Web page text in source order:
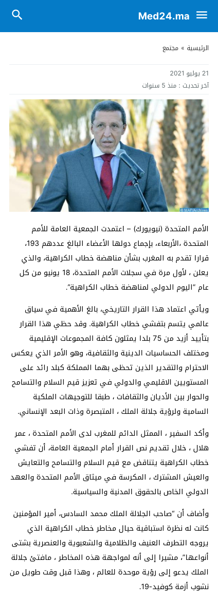
Med24.ma
الرئيسية » مجتمع
21 يوليو 2021
آخر تحديث : منذ 5 سنوات
الأمم المتحدة (نيويورك) – اعتمدت الجمعية العامة للأمم
المتحدة ،الأربعاء، بإجماع دولها الأعضاء البالغ عددهم 193،
قرارا تقدم به المغرب بشأن مناهضة خطاب الكراهية، والذي
يعلن ، لأول مرة في سجلات الأمم المتحدة، 18 يونيو من كل
عام “اليوم الدولي لمناهضة خطاب الكراهية”.
ويأتي اعتماد هذا القرار التاريخي، بالغ الأهمية في سياق
عالمي يتسم بتفشي خطاب الكراهية. وقد حظي هذا القرار
بتأييد أزيد من 75 بلدا يمثلون كافة المجموعات الإقليمية
ومختلف الحساسيات الدينية والثقافية، وهو الأمر الذي يعكس
الاحترام والتقدير الذين تحظى بهما المملكة كبلد رائد على
المستويين الاقليمي والدولي في تعزيز قيم السلام والتسامح
والحوار بين الأديان والثقافات ، طبقا للتوجيهات الملكية
السامية ولرؤية جلالة الملك ، المتبصرة وذات البعد الإنساني.
وأكد السفير ، الممثل الدائم للمغرب لدى الأمم المتحدة ، عمر
هلال ، خلال تقديم نص القرار أمام الجمعية العامة، أن تفشي
خطاب الكراهية يتناقض مع قيم السلام والتسامح والتعايش
والعيش المشترك ، المكرسة في ميثاق الأمم المتحدة والعهد
الدولي الخاص بالحقوق المدنية والسياسية.
وأضاف أن “صاحب الجلالة الملك محمد السادس، أمير المؤمنين
كانت له نظرة استباقية حيال مخاطر خطاب الكراهية الذي
يروجه التطرف العنيف والظلامية والشعبوية والعنصرية بشتى
أنواعها”، مشيرا إلى أنه لمواجهة هذه المخاطر ، مافتئ جلالة
الملك يدعو إلى رؤية موحدة للعالم ، وهذا قبل وقت طويل من
نشوب أزمة كوفيد-19.